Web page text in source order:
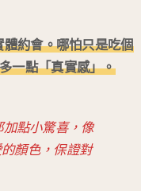
約會。哪怕只是吃個
多一點「真實感」。
點小驚喜，像
顏色，保證對